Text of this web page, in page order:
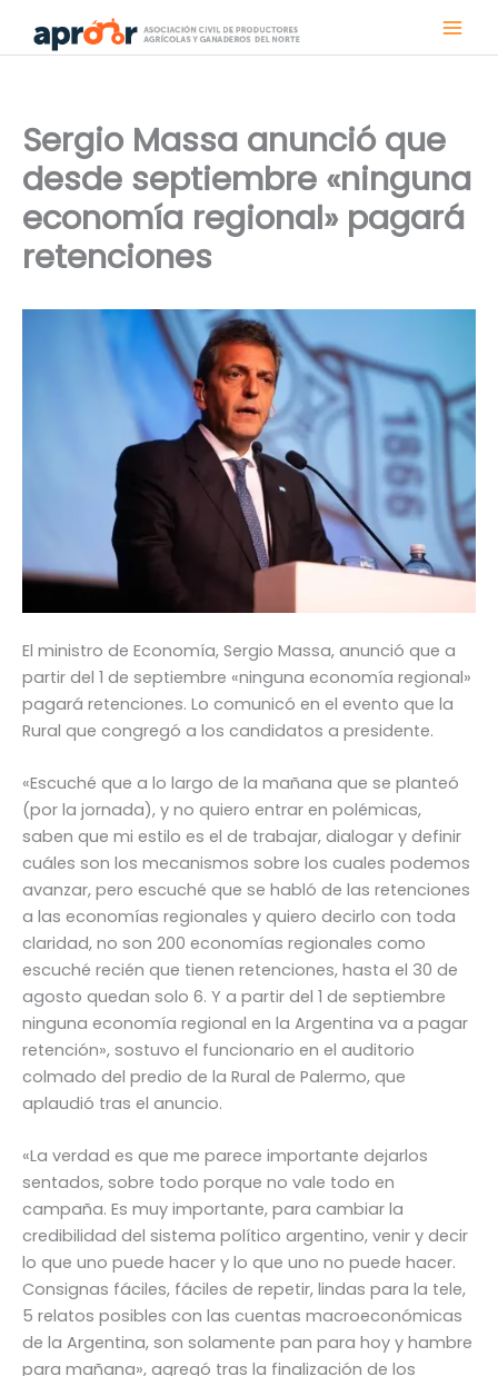
Sergio Massa anunció que
desde septiembre «ninguna
economía regional» pagará
retenciones
El ministro de Economía, Sergio Massa, anunció que a
partir del 1 de septiembre «ninguna economía regional»
pagará retenciones. Lo comunicó en el evento que la
Rural que congregó a los candidatos a presidente.
«Escuché que a lo largo de la mañana que se planteó
(por la jornada), y no quiero entrar en polémicas,
saben que mi estilo es el de trabajar, dialogar y definir
cuáles son los mecanismos sobre los cuales podemos
avanzar, pero escuché que se habló de las retenciones
a las economías regionales y quiero decirlo con toda
claridad, no son 200 economías regionales como
escuché recién que tienen retenciones, hasta el 30 de
agosto quedan solo 6. Y a partir del 1 de septiembre
ninguna economía regional en la Argentina va a pagar
retención», sostuvo el funcionario en el auditorio
colmado del predio de la Rural de Palermo, que
aplaudió tras el anuncio.
«La verdad es que me parece importante dejarlos
sentados, sobre todo porque no vale todo en
campaña. Es muy importante, para cambiar la
credibilidad del sistema político argentino, venir y decir
lo que uno puede hacer y lo que uno no puede hacer.
Consignas fáciles, fáciles de repetir, lindas para la tele,
5 relatos posibles con las cuentas macroeconómicas
de la Argentina, son solamente pan para hoy y hambre
para mañana», agregó tras la finalización de los